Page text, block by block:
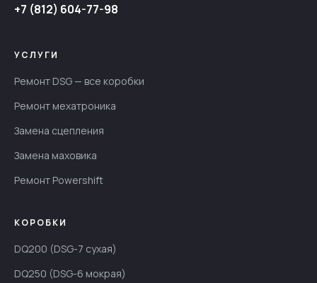
+7 (812) 604-77-98
УСЛУГИ
Ремонт DSG — все коробки
Ремонт мехатроника
Замена сцепления
Замена маховика
Ремонт Powershift
КОРОБКИ
DQ200 (DSG-7 сухая)
DQ250 (DSG-6 мокрая)